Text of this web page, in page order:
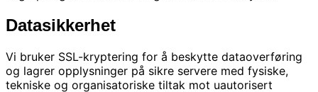
Datasikkerhet
Vi bruker SSL-kryptering for å beskytte dataoverføring
og lagrer opplysninger på sikre servere med fysiske,
tekniske og organisatoriske tiltak mot uautorisert